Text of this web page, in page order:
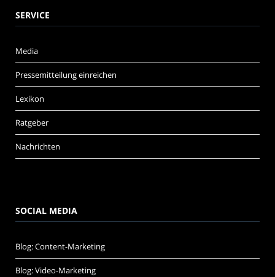
SERVICE
Media
Pressemitteilung einreichen
Lexikon
Ratgeber
Nachrichten
SOCIAL MEDIA
Blog: Content-Marketing
Blog: Video-Marketing